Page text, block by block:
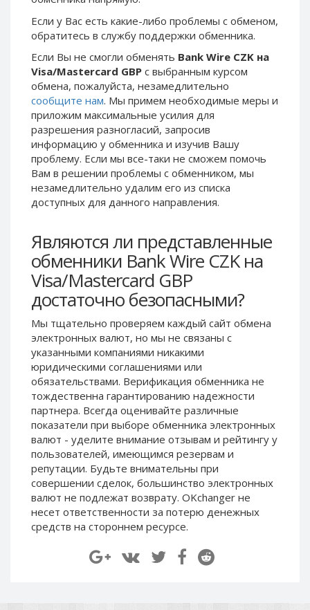
Если у Вас есть какие-либо проблемы с обменом,
обратитесь в службу поддержки обменника.
Если Вы не смогли обменять Bank Wire CZK на
Visa/Mastercard GBP с выбранным курсом
обмена, пожалуйста, незамедлительно
сообщите нам. Мы примем необходимые меры и
приложим максимальные усилия для
разрешения разногласий, запросив
информацию у обменника и изучив Вашу
проблему. Если мы все-таки не сможем помочь
Вам в решении проблемы c обменником, мы
незамедлительно удалим его из списка
доступных для данного направления.
Являются ли представленные
обменники Bank Wire CZK на
Visa/Mastercard GBP
достаточно безопасными?
Мы тщательно проверяем каждый сайт обмена
электронных валют, но мы не связаны c
указанными компаниями никакими
юридическими соглашениями или
обязательствами. Верификация обменника не
тождественна гарантированию надежности
партнера. Всегда оценивайте различные
показатели при выборе обменника электронных
валют - уделите внимание отзывам и рейтингу у
пользователей, имеющимся резервам и
репутации. Будьте внимательны при
совершении сделок, большинство электронных
валют не подлежат возврату. OKchanger не
несет ответственности за потерю денежных
средств на стороннем ресурсе.
Phone Balance UAH
Phone Balance AMD
Neteller USD
Neteller EUR
Neteller INR
Neteller PLN
Neteller GBP
Neteller NOK
Neteller SEK
PaySera USD
PaySera EUR
AliPay CNY
UnionPay CNY
Paymer USD
Paymer RUB
Paymer UAH
Capitalist USD
Capitalist RUB
Capitalist EUR
Payoneer USD
Revolut Binance USD
(BUSD)
Revolut USD
Revolut GBP
Global24 UAH
Piastrix RUB
Phone Balance AMD
Neteller INR
Neteller PLN
Neteller GBP
Neteller NOK
Neteller SEK
PaySera USD
PaySera EUR
AliPay CNY
UnionPay CNY
Paymer USD
Paymer UAH
Capitalist USD
Capitalist RUB
Capitalist EUR
Payoneer USD
Payoneer EUR
Revolut Binance USD
(BUSD)
Revolut USD
Revolut EUR
Revolut GBP
Piastrix RUB